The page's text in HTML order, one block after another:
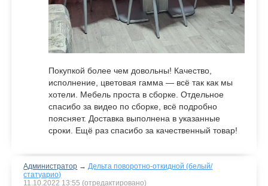
Покупкой более чем довольны! Качество,
исполнение, цветовая гамма — всё так как мы
хотели. Мебель проста в сборке. Отдельное
спасибо за видео по сборке, всё подробно
поясняет. Доставка выполнена в указанные
сроки. Ещё раз спасибо за качественный товар!
Администратор →Дельта поворотно-откидной (белый/
статуарио)
11.10.2022 13:55 (отредактировано)